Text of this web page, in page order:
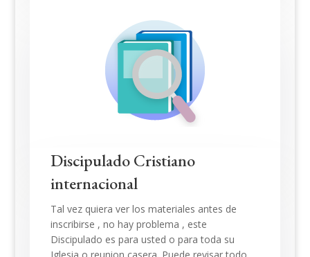
Discipulado Cristiano
internacional
Tal vez quiera ver los materiales antes de
inscribirse , no hay problema , este
Discipulado es para usted o para toda su
Iglesia o reunion casera. Puede revisar todo